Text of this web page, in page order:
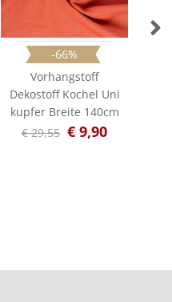
-66%
Vorhangstoff
Dekostoff Kochel Uni
kupfer Breite 140cm
€ 29,55 € 9,90